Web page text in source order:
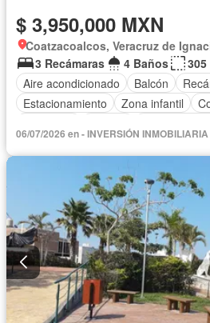
$ 3,950,000 MXN
Coatzacoalcos, Veracruz de
3 Recámaras
4 Baños
305
Aire acondicionado
Balcón
Estacionamiento
Zona infantil
Sin amueblar
06/07/2026 en - INVERSIÓN INMOBILIARIA